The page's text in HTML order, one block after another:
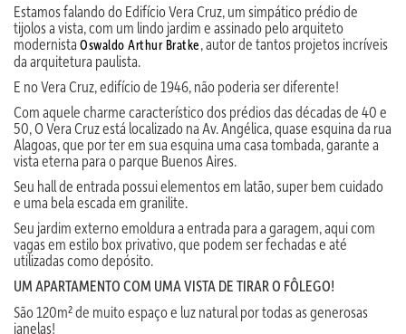
Estamos falando do Edifício Vera Cruz, um simpático prédio de
tijolos a vista, com um lindo jardim e assinado pelo arquiteto
modernista Oswaldo Arthur Bratke, autor de tantos projetos incríveis
da arquitetura paulista.
E no Vera Cruz, edifício de 1946, não poderia ser diferente!
Com aquele charme característico dos prédios das décadas de 40 e
50, O Vera Cruz está localizado na Av. Angélica, quase esquina da rua
Alagoas, que por ter em sua esquina uma casa tombada, garante a
vista eterna para o parque Buenos Aires.
Seu hall de entrada possui elementos em latão, super bem cuidado
e uma bela escada em granilite.
Seu jardim externo emoldura a entrada para a garagem, aqui com
vagas em estilo box privativo, que podem ser fechadas e até
utilizadas como depósito.
UM APARTAMENTO COM UMA VISTA DE TIRAR O FÔLEGO!
São 120m² de muito espaço e luz natural por todas as generosas
janelas!